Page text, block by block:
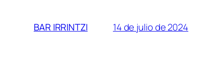
BAR IRRINTZI 14 de julio de 2024